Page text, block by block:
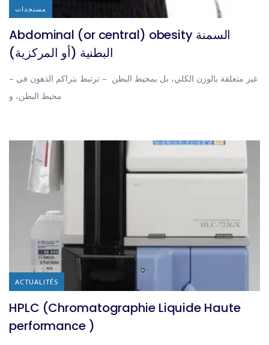
مستجدات
Abdominal (or central) obesity السمنة
البطنية (أو المركزية)
– غير متعلقة بالوزن الكلي، بل بمحيط البطن – ترتبط بتراكم الذهون في
محيط البطن، و
ACTUALITÉS
HPLC (Chromatographie Liquide Haute
performance )